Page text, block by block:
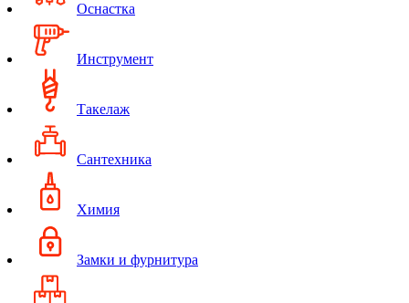
Оснастка
Инструмент
Такелаж
Сантехника
Химия
Замки и фурнитура